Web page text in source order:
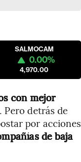
SALMOCAM
0.00%
4,970.00
con mejor
Pero detrás de
por acciones
de baja